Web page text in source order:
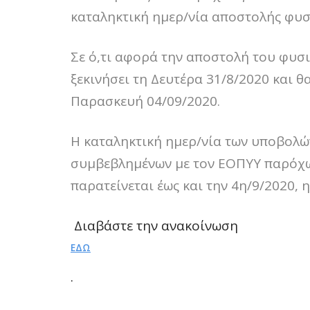
καταληκτική ημερ/νία αποστολής
Σε ό,τι αφορά την αποστολή του
ξεκινήσει τη Δευτέρα 31/8/2020 και
Παρασκευή 04/09/2020.
Η καταληκτική ημερ/νία των
συμβεβλημένων με τον ΕΟΠΥΥ
παρατείνεται έως και την 4η/9/
Διαβάστε την ανακοίνωση
ΕΔΏ
.